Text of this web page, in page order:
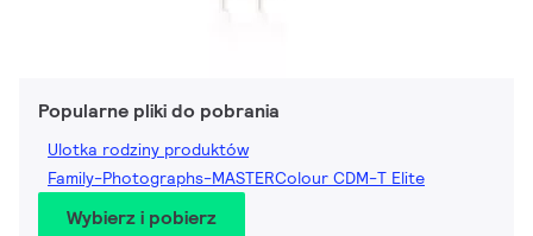
Popularne pliki do pobrania
Ulotka rodziny produktów
Family-Photographs-MASTERColour CDM-T Elite
Wybierz i pobierz